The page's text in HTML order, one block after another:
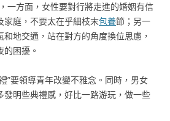
一方面，女性要對行將走進的婚姻有信
家庭，不要太在乎細枝末包養節；另一
地交通，站在對方的角度換位思慮，
困擾。
”要領導青年改變不雅念。同時，男女
發明些典禮感，好比一路游玩，做一些